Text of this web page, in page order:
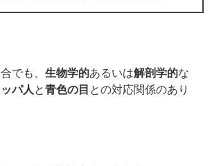
でも、 生物学的あるいは解剖学的な
パ人 と青色の目 との対応関係のあり